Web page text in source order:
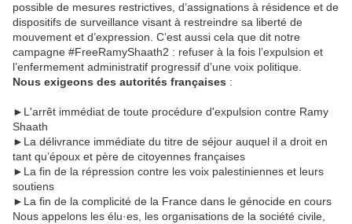
possible de mesures restrictives, d’assignations à résidence et de
dispositifs de surveillance visant à restreindre sa liberté de
mouvement et d’expression. C’est aussi cela que dit notre
campagne #FreeRamyShaath2 : refuser à la fois l’expulsion et
l’enfermement administratif progressif d’une voix politique.
Nous exigeons des autorités françaises :
►L'arrêt immédiat de toute procédure d'expulsion contre Ramy
Shaath
►La délivrance immédiate du titre de séjour auquel il a droit en
tant qu’époux et père de citoyennes françaises
►La fin de la répression contre les voix palestiniennes et leurs
soutiens
►La fin de la complicité de la France dans le génocide en cours
Nous appelons les élu·es, les organisations de la société civile,